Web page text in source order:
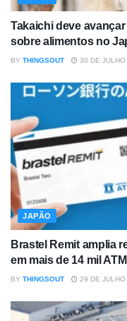
Takaichi deve
sobre alimentos no
BY THINGSOUT 30 DE
JAPÃO
Brastel Remit amplia
em mais de 14 mil
BY THINGSOUT 29 DE